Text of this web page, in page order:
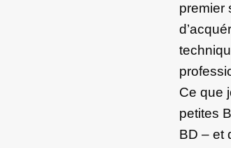
premier
Ce que
petites
BD – et